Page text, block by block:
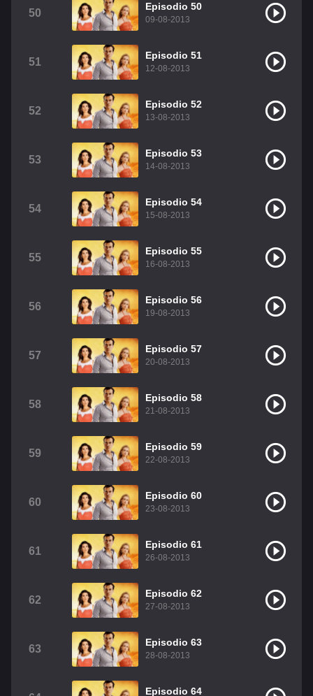
50
Episodio 50
09-08-2013
51
Episodio 51
12-08-2013
52
Episodio 52
13-08-2013
53
Episodio 53
14-08-2013
54
Episodio 54
15-08-2013
55
Episodio 55
16-08-2013
56
Episodio 56
19-08-2013
57
Episodio 57
20-08-2013
58
Episodio 58
21-08-2013
59
Episodio 59
22-08-2013
60
Episodio 60
23-08-2013
61
Episodio 61
26-08-2013
62
Episodio 62
27-08-2013
63
Episodio 63
28-08-2013
Episodio 64